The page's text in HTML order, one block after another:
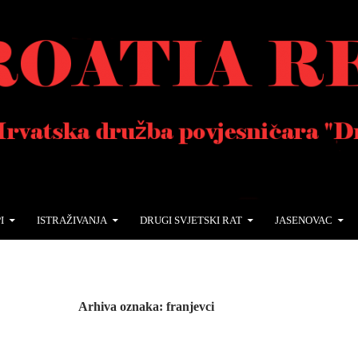
ISTRAŽIVANJA DRUGI SVJETSKI RAT JASENOVAC
Arhiva oznaka: franjevci